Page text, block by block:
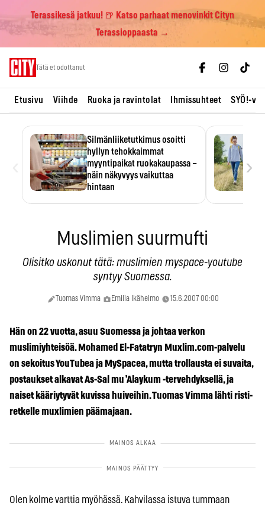
Terassikesä jatkuu! 🍺 Katso parhaat menovinkit Cityn
Terassioppaasta →
Tätä et odottanut
Etusivu Viihde Ruoka ja ravintolat Ihmissuhteet SYÖ!-
Silmänliiketutkimus osoitti
hyllyn tehokkaimmat
myyntipaikat ruokakaupassa –
näin näkyvyys vaikuttaa
hintaan
›
Muslimien suurmufti
Olisitko uskonut tätä: muslimien myspace-youtube
syntyy Suomessa.
Tuomas Vimma Emilia Ikäheimo 15.6.2007 00:00
Hän on 22 vuotta, asuu Suomessa ja johtaa verkon
muslimiyhteisöä. Mohamed El-Fatatryn Muxlim.com-palvelu
on sekoitus YouTubea ja MySpacea, mutta trollausta ei suvaita,
postaukset alkavat ­­As-Sal mu ’Alaykum -tervehdyksellä, ja
naiset kääriytyvät kuvissa huiveihin. Tuomas Vimma lähti risti­
retkelle muxlimien päämajaan.
Olen kolme varttia myöhässä. Kahvilassa istuva tummaan